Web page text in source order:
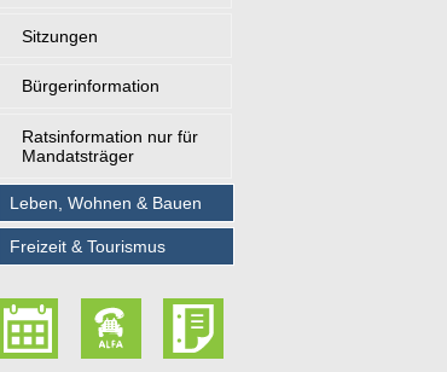
Sitzungen
Bürgerinformation
Ratsinformation nur für
Mandatsträger
Leben, Wohnen & Bauen
Freizeit & Tourismus